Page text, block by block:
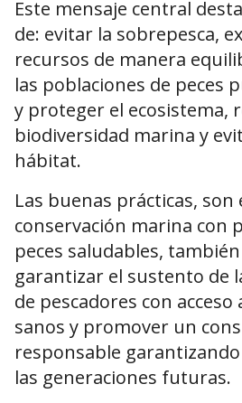
Este mensaje central
de: evitar la sobrepesca,
recursos de manera
las poblaciones de peces
y proteger el ecosistema,
biodiversidad marina y
hábitat.
Las buenas prácticas, son
conservación marina con
peces saludables,
garantizar el sustento de
de pescadores con
sanos y promover un
responsable
las generaciones futuras.